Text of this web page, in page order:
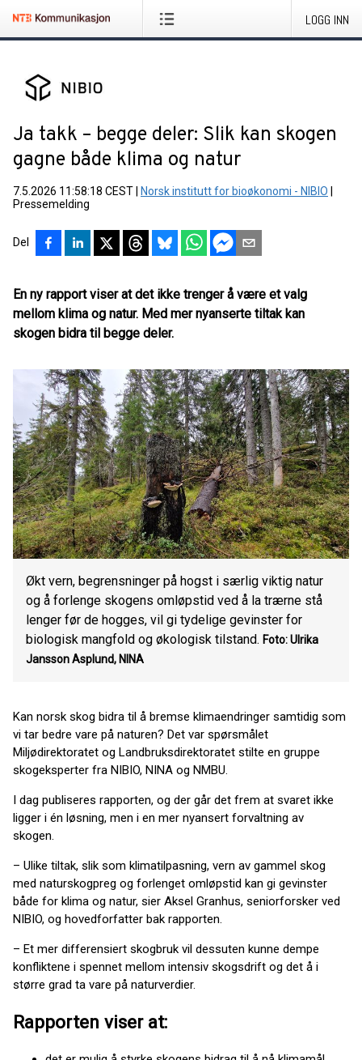
LOGG INN
Ja takk – begge deler: Slik kan skogen
gagne både klima og natur
7.5.2026 11:58:18 CEST Norsk institutt for bioøkonomi - NIBIO
Pressemelding
Del
En ny rapport viser at det ikke trenger å være et valg
mellom klima og natur. Med mer nyanserte tiltak kan
skogen bidra til begge deler.
Økt vern, begrensninger på hogst i særlig viktig natur
og å forlenge skogens omløpstid ved å la trærne stå
lenger før de hogges, vil gi tydelige gevinster for
biologisk mangfold og økologisk tilstand. Foto: Ulrika
Jansson Asplund, NINA
Kan norsk skog bidra til å bremse klimaendringer samtidig som
vi tar bedre vare på naturen? Det var spørsmålet
Miljødirektoratet og Landbruksdirektoratet stilte en gruppe
skogeksperter fra NIBIO, NINA og NMBU.
I dag publiseres rapporten, og der går det frem at svaret ikke
ligger i én løsning, men i en mer nyansert forvaltning av
skogen.
– Ulike tiltak, slik som klimatilpasning, vern av gammel skog
med naturskogpreg og forlenget omløpstid kan gi gevinster
både for klima og natur, sier Aksel Granhus, seniorforsker ved
NIBIO, og hovedforfatter bak rapporten.
– Et mer differensiert skogbruk vil dessuten kunne dempe
konfliktene i spennet mellom intensiv skogsdrift og det å i
større grad ta vare på naturverdier.
Rapporten viser at: